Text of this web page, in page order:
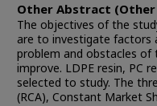
Other Abstract
The objectives of the
are to investigate factors
problem and obstacles
improve. LDPE resin, PC
selected to study. The
(RCA), Constant Market